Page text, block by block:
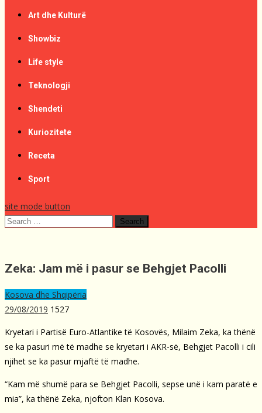
Art dhe Kulturë
Showbiz
Life style
Teknologji
Shendeti
Kuriozitete
Receta
Sport
site mode button
Search
Zeka: Jam më i pasur se Behgjet Pacolli
Kosova dhe Shqipëria
29/08/2019 1527
Kryetari i Partisë Euro-Atlantike të Kosovës, Milaim Zeka, ka thënë
se ka pasuri më të madhe se kryetari i AKR-së, Behgjet Pacolli i cili
njihet se ka pasur mjaftë të madhe.
“Kam më shumë para se Behgjet Pacolli, sepse unë i kam paratë e
mia”, ka thënë Zeka, njofton Klan Kosova.